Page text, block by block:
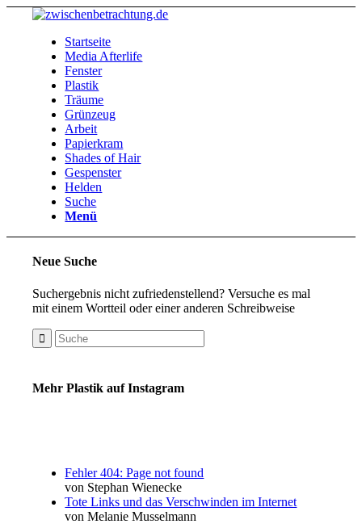
Startseite
Media Afterlife
Fenster
Plastik
Träume
Grünzeug
Arbeit
Papierkram
Shades of Hair
Gespenster
Helden
Suche
Menü
Neue Suche
Suchergebnis nicht zufriedenstellend? Versuche es mal
mit einem Wortteil oder einer anderen Schreibweise
Mehr Plastik auf Instagram
Fehler 404: Page not found
von Stephan Wienecke
Tote Links und das Verschwinden im Internet
von Melanie Musselmann